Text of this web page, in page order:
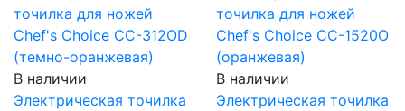
В наличии
Электрическая точилка
В наличии
Электрическая точилка